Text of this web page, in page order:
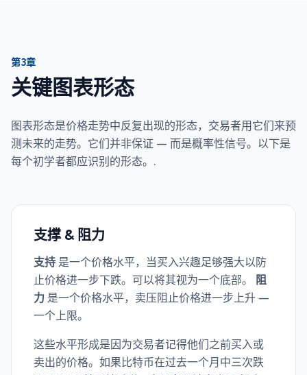
第3章
关键图表形态
图表形态是价格走势中反复出现的形态，交易者用它们来预
测未来的走势。它们并非保证 — 而是概率性信号。以下是
每个初学者都应识别的形态。.
支撑 & 阻力
支持 是一个价格水平，当买入兴趣足够强大以防
止价格进一步下跌。可以将其视为一个底部。
阻
力 是一个价格水平，卖压阻止价格进一步上升 —
一个上限。
这些水平形成是因为交易者记得他们之前买入或
卖出的价格。如果比特币在过去一个月中三次跌